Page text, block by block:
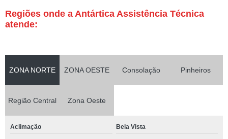
Regiões onde a Antártica Assistência Técnica
atende:
ZONA NORTE ZONA OESTE Consolação Pinheiros
Região Central Zona Oeste
Aclimação Bela Vista